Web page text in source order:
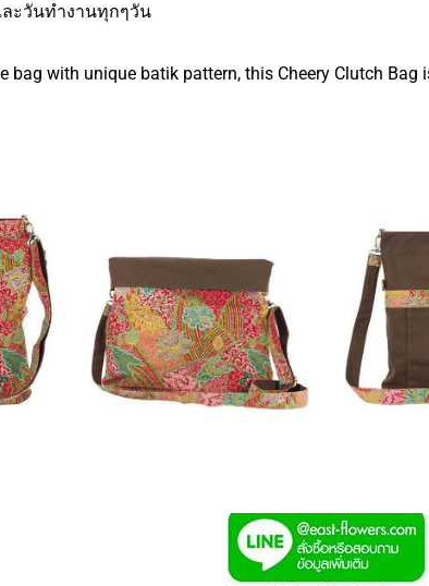
ะวันทำงานทุกๆวัน
bag with unique batik pattern, this Cheery Clutch Bag